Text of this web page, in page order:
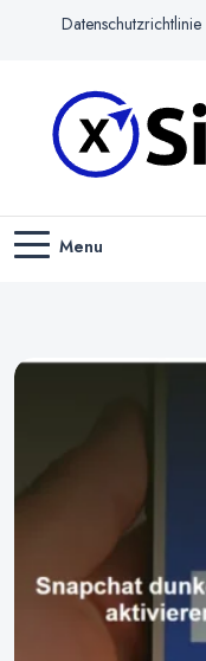
Datenschutzrichtlinie
X-
Menu